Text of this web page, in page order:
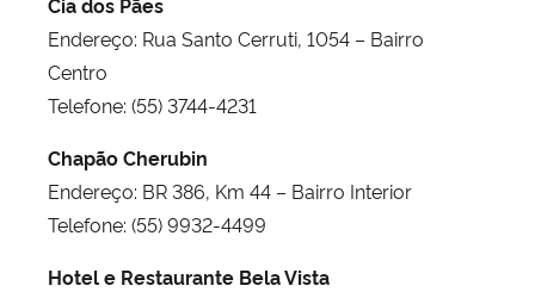
Cia dos Pães
Endereço: Rua Santo Cerruti, 1054 – Bairro
Centro
Telefone: (55) 3744-4231
Chapão Cherubin
Endereço: BR 386, Km 44 – Bairro Interior
Telefone: (55) 9932-4499
Hotel e Restaurante Bela Vista